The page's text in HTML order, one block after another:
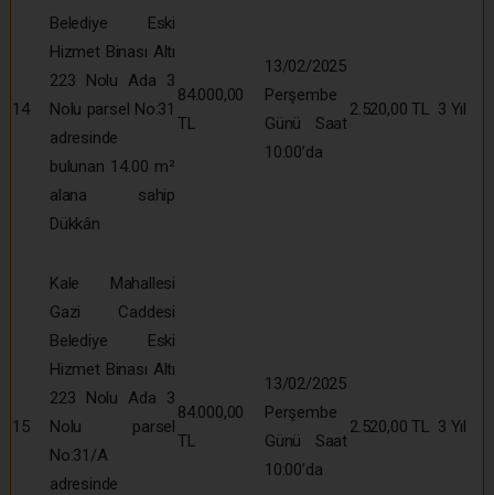
14
Belediye Eski
Hizmet Binası Altı
223 Nolu Ada 3
Nolu parsel No:31
adresinde
bulunan 14.00 m²
alana sahip
Dükkân
84.000,00
TL
13/02/2025
Perşembe
Günü Saat
10:00’da
2.520,00 TL 3 Yıl
15
Kale Mahallesi
Gazi Caddesi
Belediye Eski
Hizmet Binası Altı
223 Nolu Ada 3
Nolu parsel
No:31/A
adresinde
84.000,00
TL
13/02/2025
Perşembe
Günü Saat
10:00’da
2.520,00 TL 3 Yıl